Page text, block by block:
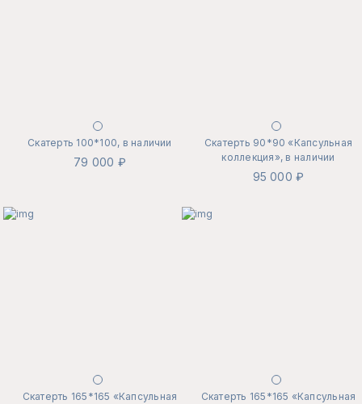
Скатерть 100*100, в наличии
79 000 ₽
Скатерть 90*90 «Капсульная
коллекция», в наличии
95 000 ₽
Скатерть 165*165 «Капсульная
Скатерть 165*165 «Капсульная